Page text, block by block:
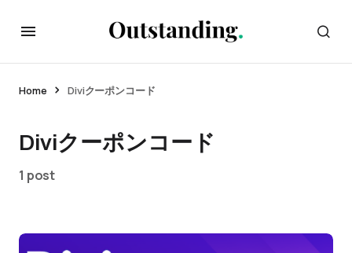
Home Diviクーポンコード
Diviクーポンコード
1 post